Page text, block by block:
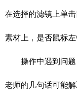
在选择的滤镜上单
素材上，是否鼠标
操作中遇到问
老师的几句话可能